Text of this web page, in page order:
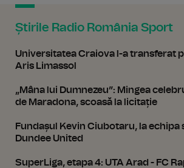
Știrile Radio România Sport
Universitatea Craiova l-a transferat
Aris Limassol
„Mâna lui Dumnezeu”: Mingea
de Maradona, scoasă la licitație
Fundașul Kevin Ciubotaru, la echipa
Dundee United
SuperLiga, etapa 4: UTA Arad - FC